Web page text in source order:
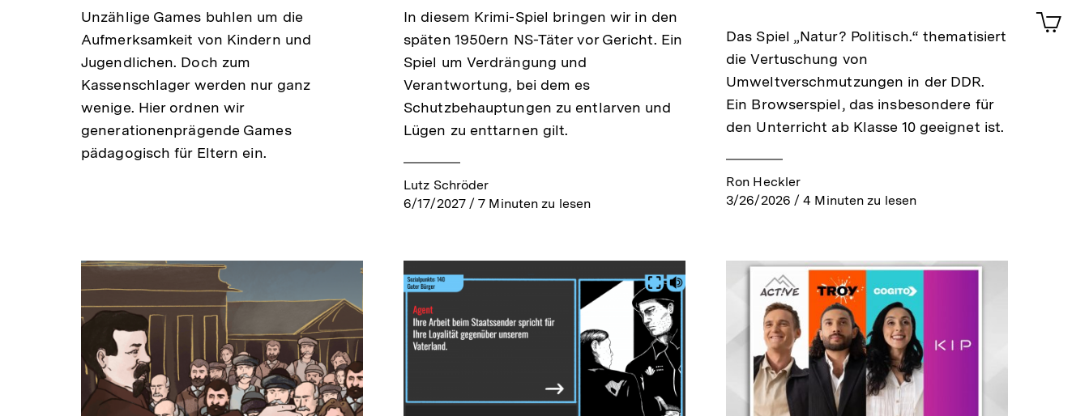
Unzählige Games buhlen um die
Aufmerksamkeit von Kindern und
Jugendlichen. Doch zum
Kassenschlager werden nur ganz
wenige. Hier ordnen wir
generationenprägende Games
pädagogisch für Eltern ein.
In diesem Krimi-Spiel bringen wir in den
späten 1950ern NS-Täter vor Gericht. Ein
Spiel um Verdrängung und
Verantwortung, bei dem es
Schutzbehauptungen zu entlarven und
Lügen zu enttarnen gilt.
Lutz Schröder
6/17/2027 / 7 Minuten zu lesen
Das Spiel „Natur? Politisch.“ thematisiert
die Vertuschung von
Umweltverschmutzungen in der DDR.
Ein Browserspiel, das insbesondere für
den Unterricht ab Klasse 10 geeignet ist.
Ron Heckler
3/26/2026 / 4 Minuten zu lesen